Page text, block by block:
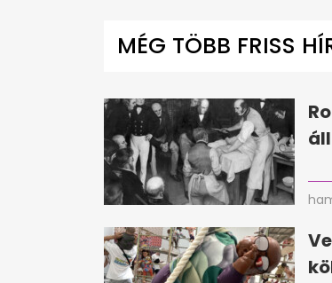
minutes,
0%
MÉG TÖBB FRISS